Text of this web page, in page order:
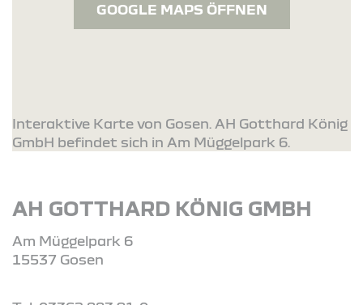
GOOGLE MAPS ÖFFNEN
Interaktive Karte von Gosen. AH Gotthard König
GmbH befindet sich in Am Müggelpark 6.
AH GOTTHARD KÖNIG GMBH
Am Müggelpark 6
15537 Gosen